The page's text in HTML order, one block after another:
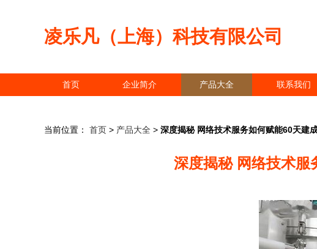
凌乐凡（上海）科技有限公司
首页 企业简介 产品大全 联系我们
当前位置： 首页 > 产品大全 > 深度揭秘 网络技术服务如何赋能60天建
深度揭秘 网络技术服